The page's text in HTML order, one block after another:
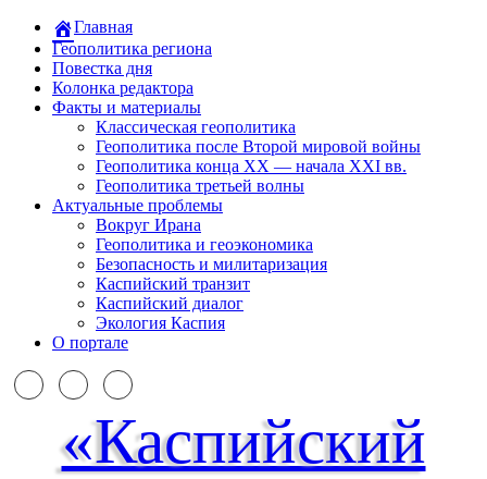
Главная
Геополитика региона
Повестка дня
Колонка редактора
Факты и материалы
Классическая геополитика
Геополитика после Второй мировой войны
Геополитика конца XX — начала XXI вв.
Геополитика третьей волны
Актуальные проблемы
Вокруг Ирана
Геополитика и геоэкономика
Безопасность и милитаризация
Каспийский транзит
Каспийский диалог
Экология Каспия
О портале
«Каспийский